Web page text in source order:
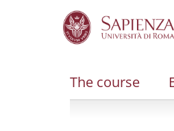
The course